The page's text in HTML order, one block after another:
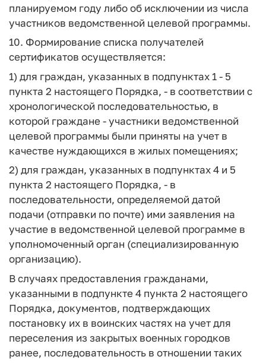
планируемом году либо об исключении из числа
участников ведомственной целевой программы.
10. Формирование списка получателей
сертификатов осуществляется:
1) для граждан, указанных в подпунктах 1 - 5
пункта 2 настоящего Порядка, - в соответствии с
хронологической последовательностью, в
которой граждане - участники ведомственной
целевой программы были приняты на учет в
качестве нуждающихся в жилых помещениях;
2) для граждан, указанных в подпунктах 4 и 5
пункта 2 настоящего Порядка, - в
последовательности, определяемой датой
подачи (отправки по почте) ими заявления на
участие в ведомственной целевой программе в
уполномоченный орган (специализированную
организацию).
В случаях предоставления гражданами,
указанными в подпункте 4 пункта 2 настоящего
Порядка, документов, подтверждающих
постановку их в воинских частях на учет для
переселения из закрытых военных городков
ранее, последовательность в отношении таких